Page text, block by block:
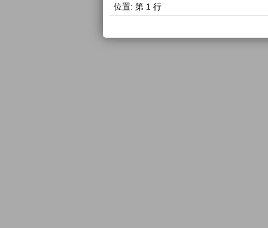
位置: 第 1 行